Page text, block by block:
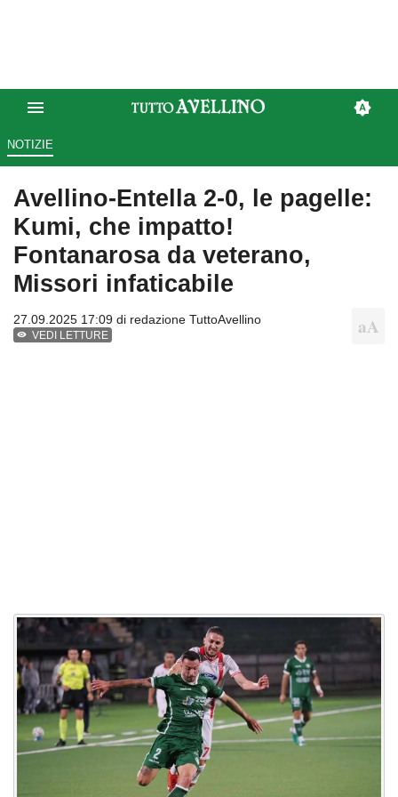
NOTIZIE
Avellino-Entella 2-0, le pagelle:
Kumi, che impatto!
Fontanarosa da veterano,
Missori infaticabile
27.09.2025 17:09 di redazione TuttoAvellino
VEDI LETTURE